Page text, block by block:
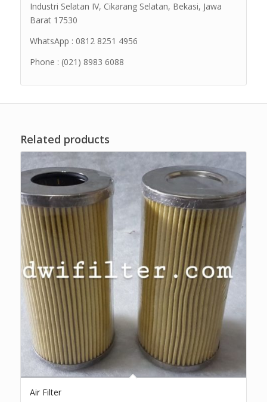
Industri Selatan IV, Cikarang Selatan, Bekasi, Jawa
Barat 17530
WhatsApp : 0812 8251 4956
Phone : (021) 8983 6088
Related products
Air Filter